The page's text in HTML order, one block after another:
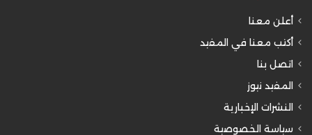
أعلن معنا
أكتب معنا في المفيد
اتصل بنا
المفيد نيوز
النشرات الإخبارية
سياسة الخصوصية